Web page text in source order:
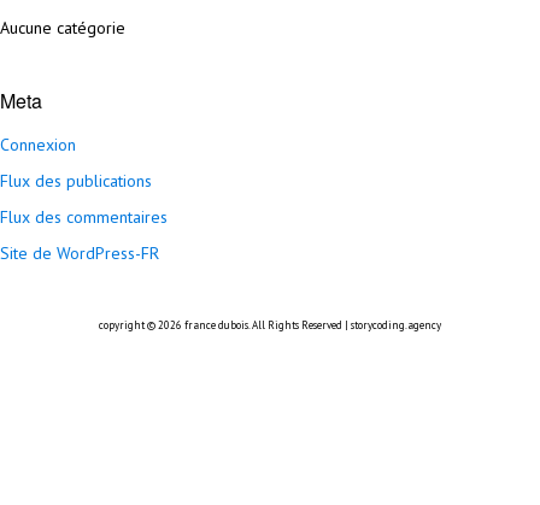
Aucune catégorie
Meta
Connexion
Flux des publications
Flux des commentaires
Site de WordPress-FR
copyright © 2026 france dubois. All Rights Reserved | storycoding.agency